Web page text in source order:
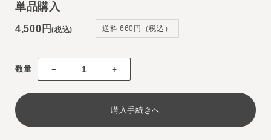
5110）
お客様都合による返品・キャンセルは一切受け付けておりま
せん。予めご了承ください。
単品購入
4,500円(税込) 送料 660円（税込）
数量 − +
購入手続きへ